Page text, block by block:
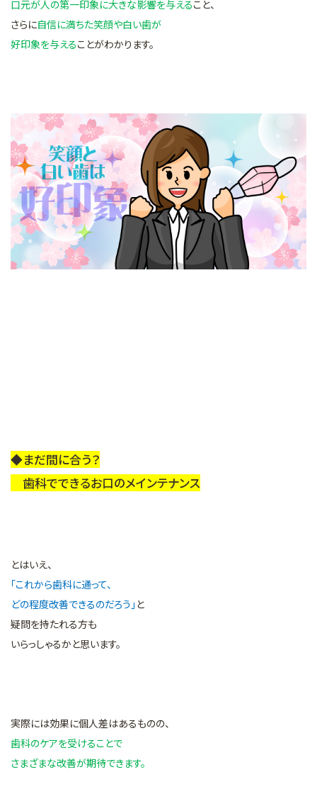
口元が人の第一印象に大きな影響を与えること、
さらに自信に満ちた笑顔や白い歯が
好印象を与えることがわかります。
◆まだ間に合う？
歯科でできるお口のメインテナンス
とはいえ、
「これから歯科に通って、
どの程度改善できるのだろう」 と
疑問を持たれる方も
いらっしゃるかと思います。
実際には効果に個人差はあるものの、
歯科のケアを受けることで
さまざまな改善が期待できます。